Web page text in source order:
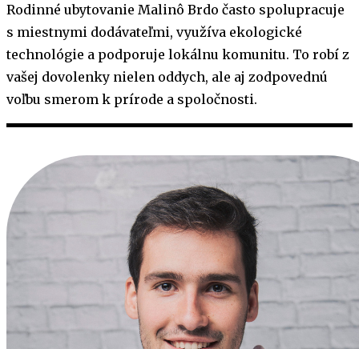
Rodinné ubytovanie Malinô Brdo často spolupracuje
s miestnymi dodávateľmi, využíva ekologické
technológie a podporuje lokálnu komunitu. To robí z
vašej dovolenky nielen oddych, ale aj zodpovednú
voľbu smerom k prírode a spoločnosti.